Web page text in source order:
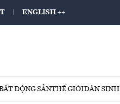
ENGLISH ++
ĐỘNG SẢNTHẾ GIỚIDÂN SINH